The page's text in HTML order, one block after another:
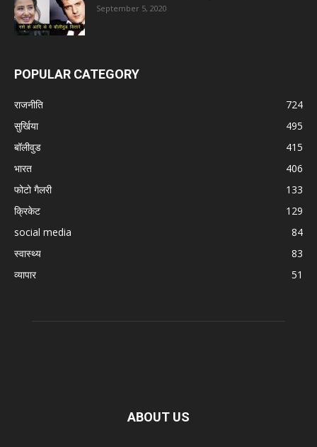
September 5, 2020
POPULAR CATEGORY
राजनीति
724
सुर्खिया
495
बॉलीवुड
415
भारत
406
फोटो गैलरी
133
क्रिकेट
129
social media
84
स्वास्थ्य
83
व्यापार
51
ABOUT US